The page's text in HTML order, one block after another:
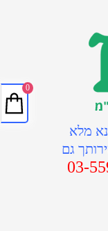
מלא
גם
03-
0